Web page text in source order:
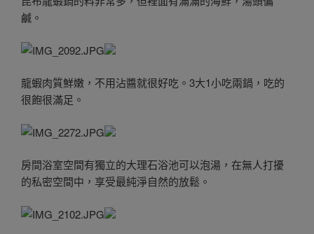
鹹。
龍蝦肉質鮮嫩，不用沾醬就很好吃。3大1小吃兩鍋，吃的
很飽很滿足。
房間浴室空間有獨立的大理石浴池可以泡湯，在無人打擾
的私密空間中，享受最純淨自然的放鬆。